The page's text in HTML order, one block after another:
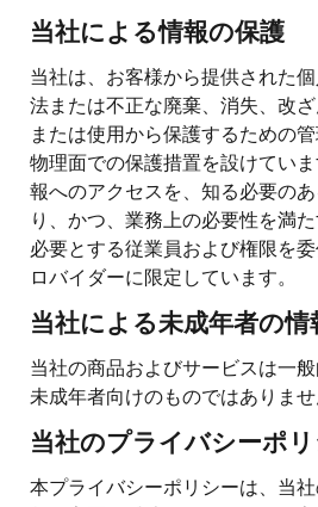
当社による情報の保護
当社は、お客様から提供された
法または不正な廃棄、消失、改
または使用から保護するための
物理面での保護措置を設けてい
報へのアクセスを、知る必要の
り、かつ、業務上の必要性を満
必要とする従業員および権限を
ロバイダーに限定しています。
当社による未成年者の情
当社の商品およびサービスは一般
未成年者向けのものではありませ
当社のプライバシーポ
本プライバシーポリシーは、当